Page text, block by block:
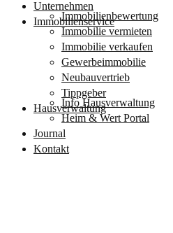
Unternehmen
Immobilienservice
Immobilienbewertung
Immobilie vermieten
Immobilie verkaufen
Gewerbeimmobilie
Neubauvertrieb
Tippgeber
Hausverwaltung
Info Hausverwaltung
Heim & Wert Portal
Journal
Kontakt